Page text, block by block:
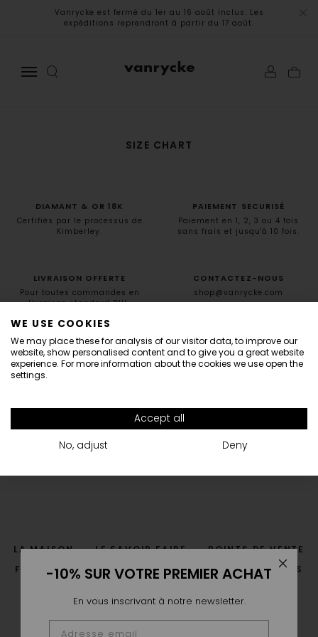
WE USE COOKIES
We may place these for analysis of our visitor data, to improve our
website, show personalised content and to give you a great website
experience. For more information about the cookies we use open the
settings.
Accept all
No, adjust
Deny
Vanrycke est fermé du 1er au 16 août inclus. Les
expéditions reprendront à partir du 17 août.
SIZE CHART
DIAMANT & OR 18K
Certifiés par le processus de
Kimberley.
PAIEMENT SECURISÉ
Paiement en 1, 2, 3 ou 4 fois
sans frais et jusqu'à 10 fois.
LIVRAISON OFFERTE
Pour toutes commandes en
livraison standard DHL.
CONTACTEZ-NOUS
shop@vanrycke.com
LA MAISON LE SAVOIR FAIRE
POINTS DE VENTE
FAQ
LIVRAISON & RETOUR
GUIDE DES TAILLES
Informations
Dear Customers,
Thank you for your understanding.
-10% SUR VOTRE PREMIER ACHAT
En vous inscrivant à notre newsletter.